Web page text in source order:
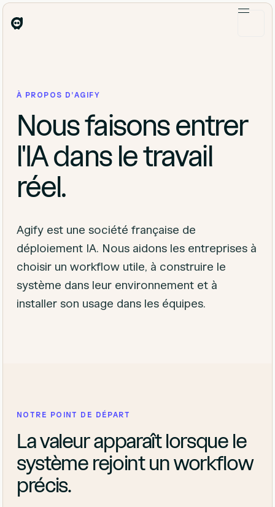
À PROPOS D'AGIFY
Nous faisons entrer
l'IA dans le travail
réel.
Agify est une société française de
déploiement IA. Nous aidons les entreprises à
choisir un workflow utile, à construire le
système dans leur environnement et à
installer son usage dans les équipes.
NOTRE POINT DE DÉPART
La valeur apparaît lorsque le
système rejoint un workflow
précis.